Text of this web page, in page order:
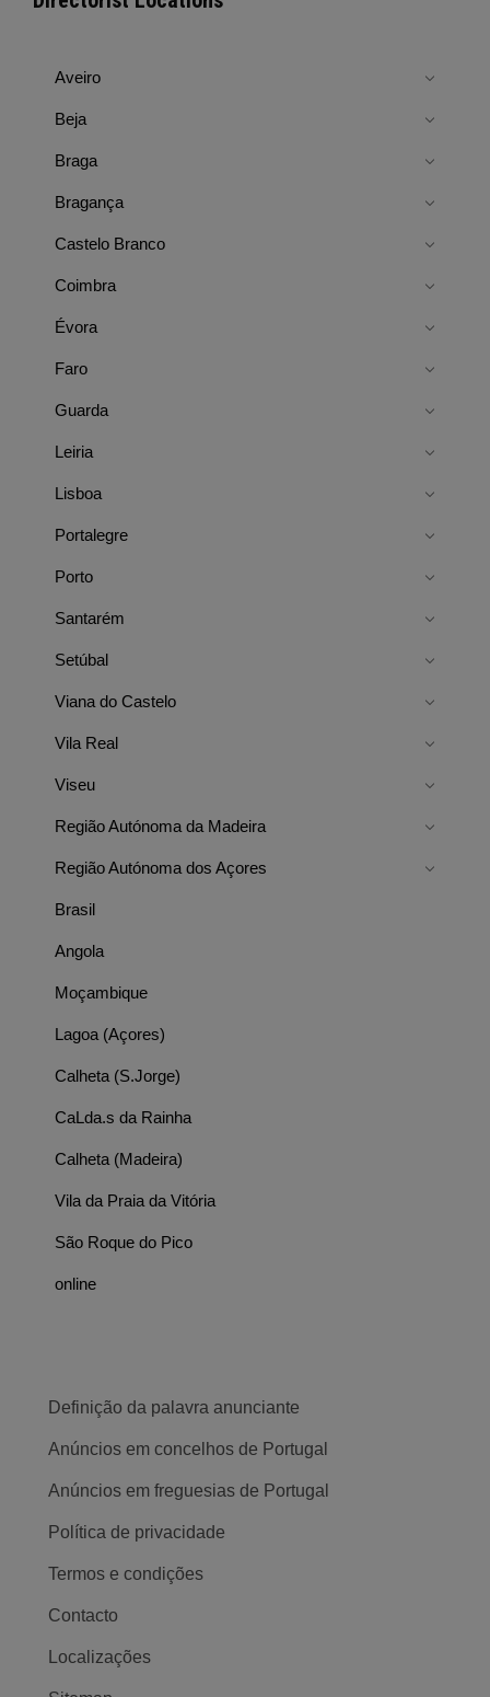
Aveiro
Beja
Braga
Bragança
Castelo Branco
Coimbra
Évora
Faro
Guarda
Leiria
Lisboa
Portalegre
Porto
Santarém
Setúbal
Viana do Castelo
Vila Real
Viseu
Região Autónoma da Madeira
Região Autónoma dos Açores
Brasil
Angola
Moçambique
Lagoa (Açores)
Calheta (S.Jorge)
CaLda.s da Rainha
Calheta (Madeira)
Vila da Praia da Vitória
São Roque do Pico
online
Definição da palavra anunciante
Anúncios em concelhos de Portugal
Anúncios em freguesias de Portugal
Política de privacidade
Termos e condições
Contacto
Localizações